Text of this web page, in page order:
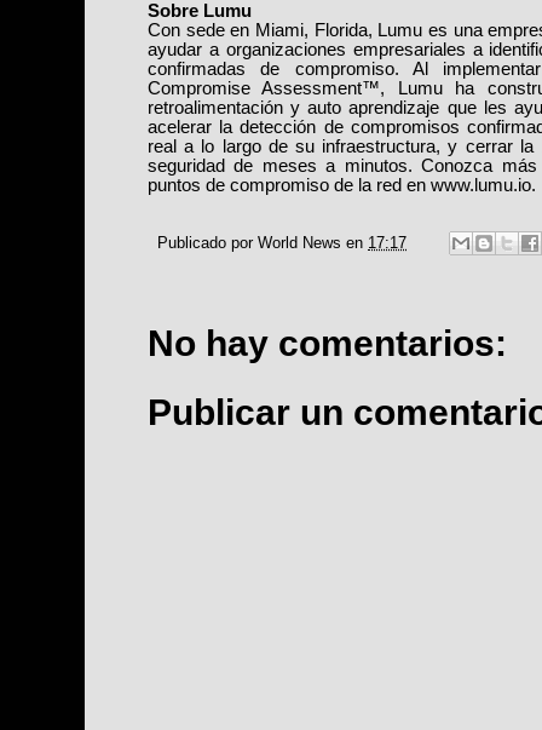
Sobre Lumu
Con sede en Miami, Florida, Lumu es una
ayudar a organizaciones empresariales a
confirmadas de compromiso. Al
Compromise Assessment™, Lumu ha
retroalimentación y auto aprendizaje que les
acelerar la detección de compromisos
real a lo largo de su infraestructura, y cerrar
seguridad de meses a minutos. Conozca
puntos de compromiso de la red en www.lumu.io.
Publicado por World News en 17:17
No hay comentarios:
Publicar un